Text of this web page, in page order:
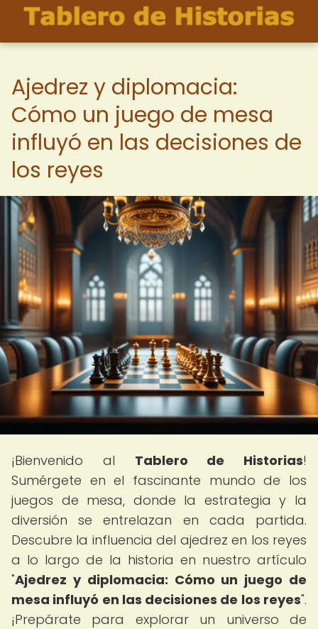
Ajedrez y diplomacia:
Cómo un juego de mesa
influyó en las decisiones de
los reyes
¡Bienvenido al Tablero de Historias!
Sumérgete en el fascinante mundo de los
juegos de mesa, donde la estrategia y la
diversión se entrelazan en cada partida.
Descubre la influencia del ajedrez en los reyes
a lo largo de la historia en nuestro artículo
"Ajedrez y diplomacia: Cómo un juego de
mesa influyó en las decisiones de los reyes".
¡Prepárate para explorar un universo de